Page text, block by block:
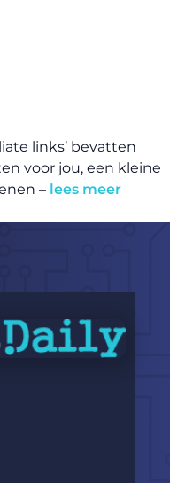
links’ bevatten
voor jou, een kleine
– lees meer